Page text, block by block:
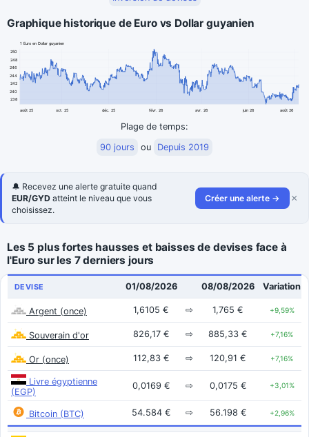
Graphique historique de Euro vs Dollar guyanien
238
240
242
244
246
248
250
août 25 oct. 25 déc. 25 févr. 26 avr. 26 juin 26 août 26
1 Euro en Dollar guyanien
Plage de temps:
90 jours
ou Depuis 2019
🔔 Recevez une alerte gratuite quand
EUR/GYD atteint le niveau que vous
choisissez.
Créer une alerte → ×
Les 5 plus fortes hausses et baisses de devises face à
l'Euro sur les 7 derniers jours
DEVISE 01/08/2026 08/08/2026 Variation
Argent (once) 1,6105 € ⇨ 1,765 € +9,59%
Souverain d'or 826,17 € ⇨ 885,33 € +7,16%
Or (once) 112,83 € ⇨ 120,91 € +7,16%
Livre égyptienne
(EGP)
0,0169 € ⇨ 0,0175 € +3,01%
Bitcoin (BTC) 54.584 € ⇨ 56.198 € +2,96%